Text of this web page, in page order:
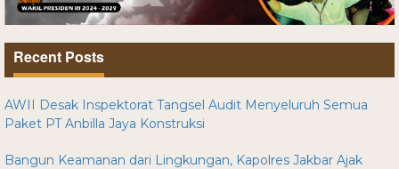
Recent Posts
AWII Desak Inspektorat Tangsel Audit Menyeluruh Semua
Paket PT Anbilla Jaya Konstruksi
Bangun Keamanan dari Lingkungan, Kapolres Jakbar Ajak